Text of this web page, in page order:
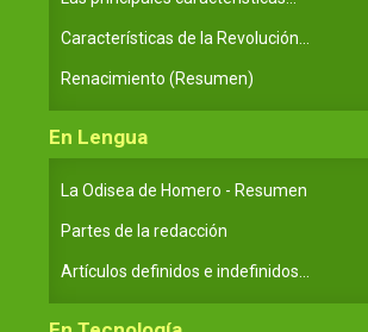
Características de la Revolución...
Renacimiento (Resumen)
En Lengua
La Odisea de Homero - Resumen
Partes de la redacción
Artículos definidos e indefinidos...